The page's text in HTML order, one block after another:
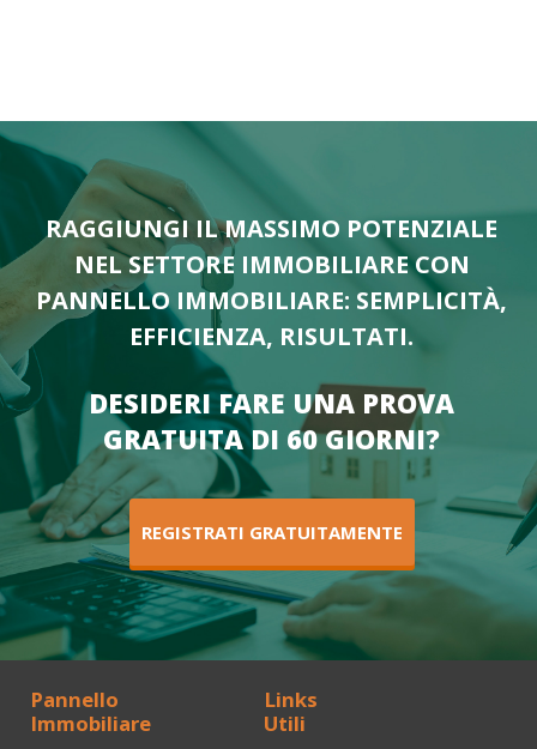
RAGGIUNGI IL MASSIMO POTENZIALE
NEL SETTORE IMMOBILIARE CON
PANNELLO IMMOBILIARE: SEMPLICITÀ,
EFFICIENZA, RISULTATI.
DESIDERI FARE UNA PROVA
GRATUITA DI 60 GIORNI?
REGISTRATI GRATUITAMENTE
Pannello
Immobiliare
Links
Utili